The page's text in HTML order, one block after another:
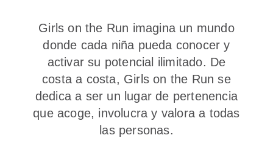
Girls on the Run imagina un mundo
donde cada niña pueda conocer y
activar su potencial ilimitado. De
costa a costa, Girls on the Run se
dedica a ser un lugar de pertenencia
que acoge, involucra y valora a todas
las personas.